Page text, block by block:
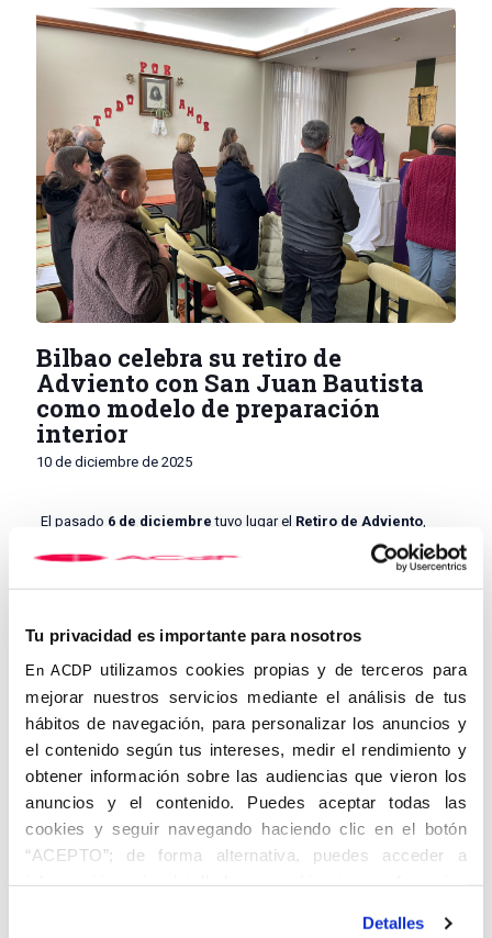
Tu privacidad es importante para nosotros
En ACDP utilizamos cookies propias y de terceros para
mejorar nuestros servicios mediante el análisis de tus
hábitos de navegación, para personalizar los anuncios y
el contenido según tus intereses, medir el rendimiento y
obtener información sobre las audiencias que vieron los
anuncios y el contenido. Puedes aceptar todas las
cookies y seguir navegando haciendo clic en el botón
“ACEPTO”; de forma alternativa, puedes acceder a
información más detallada y cambiar tus preferencias
en el botón "Personalizar". Para más información puedes
Detalles
Bilbao celebra su retiro de
Adviento con San Juan Bautista
como modelo de preparación
interior
10 de diciembre de 2025
El pasado 6 de diciembre tuvo lugar el Retiro de Adviento,
, que se celebró
en elCentro de Espiritualidad del Obispado de Bilbao, a
El retiro estuvo dirigido por el consiliario del Centro,
Altuna, quien invitó a los participantes a situar la reflexión
espiritual a partir del misterio de la
Inmaculada Concepción ,
entendida como el primer fruto del tiempo de Adviento. Desde
esta clave, se propuso vivir el tiempo presente como una
gracia y una espera activa, orientada a la venida definitiva del
Señor, la
Parusía
Durante la meditación, se subrayó que el Adviento no es solo un
tiempo de preparación pasiva, sino una llamada a reconocerse
ya como trabajadores en la viña del Señor, llamados desde
primera hora, viviendo con gratitud y responsabilidad el don
recibido.
, presentada